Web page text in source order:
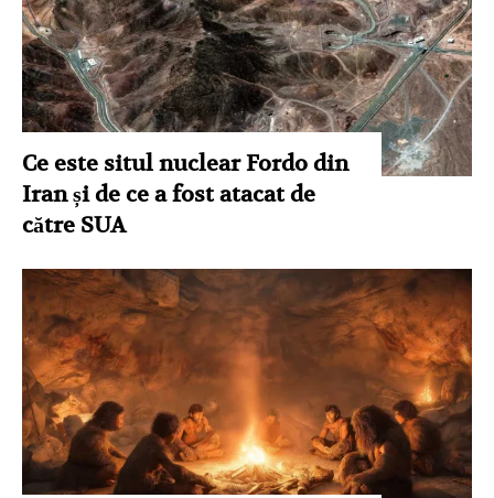
Ce este situl nuclear Fordo din
Iran și de ce a fost atacat de
către SUA